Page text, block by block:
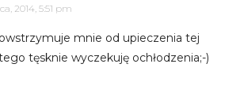
2014, 5:51 pm
mnie od upieczenia tej
tęsknie wyczekuję ochłodzenia;-)